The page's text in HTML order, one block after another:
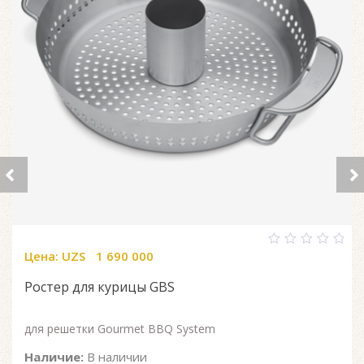
Цена: UZS 1 690 000
Ростер для курицы GBS
для решетки Gourmet BBQ System
Наличие: В наличии